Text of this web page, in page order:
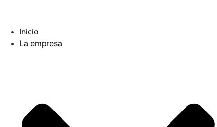
contenido
Inicio
La empresa